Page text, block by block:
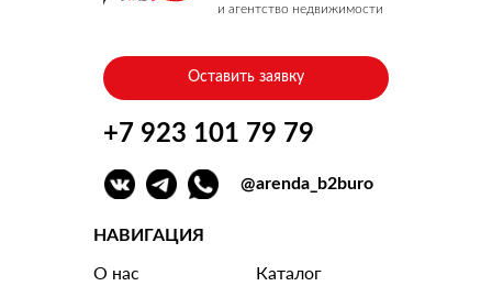
@arenda_b2buro
Каталог
О нас
НАВИГАЦИЯ
и агентство недвижимости
+7 923 101 79 79
Оставить заявку